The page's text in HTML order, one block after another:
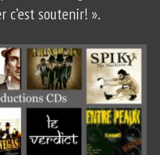
c’est soutenir! ».